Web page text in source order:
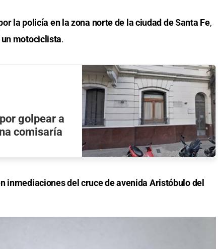
la policía en la zona norte de la ciudad de Santa Fe,
motociclista.
golpear a
comisaría
inmediaciones del cruce de avenida Aristóbulo del